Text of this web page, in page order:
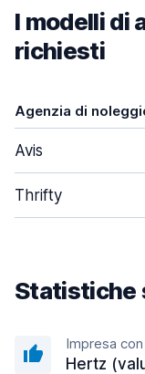
I modelli di
richiesti
Agenzia di
Avis
Thrifty
Statistiche
Impresa
Hertz